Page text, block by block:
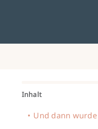
Inhalt
Und dann wurde